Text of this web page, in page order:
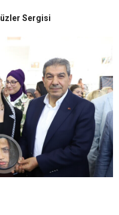
Sergisi